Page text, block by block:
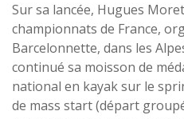
Sur sa lancée, Hugues
championnats de France,
Barcelonnette, dans les
continué sa moisson de
national en kayak sur le
de mass start (départ